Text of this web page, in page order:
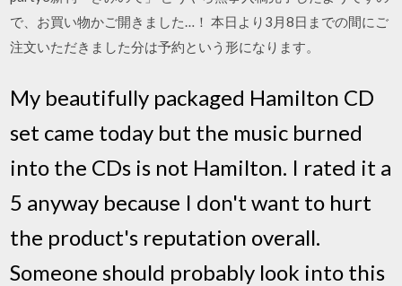
で、お買い物かご開きました…！ 本日より3月8日までの間にご
注文いただきました分は予約という形になります。
My beautifully packaged Hamilton CD
set came today but the music burned
into the CDs is not Hamilton. I rated it a
5 anyway because I don't want to hurt
the product's reputation overall.
Someone should probably look into this